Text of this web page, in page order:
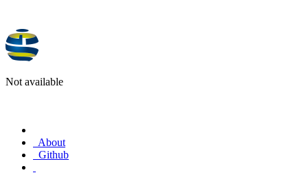
Not available
About
Github